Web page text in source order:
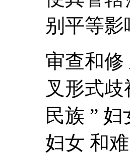
别平等影
审查和修
叉形式
民族 ”
妇女 和